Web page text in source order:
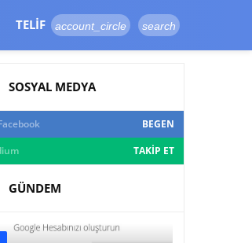
TELIF account_circle search
SOSYAL MEDYA
BEGEN
TAKIP ET
GÜNDEM